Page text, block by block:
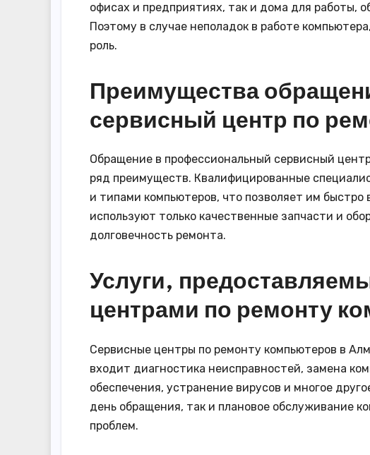
офисах и предприятиях, так и дома для работы,
Поэтому в случае неполадок в работе
роль.
Преимущества
сервисный центр по
Обращение в профессиональный сервисный
ряд преимуществ. Квалифицированные
и типами компьютеров, что позволяет им
используют только качественные запчасти и
долговечность ремонта.
Услуги,
центрами по ремонту
Сервисные центры по ремонту компьютеров в
входит диагностика неисправностей, замена
обеспечения, устранение вирусов и многое
день обращения, так и плановое обслуживание
проблем.